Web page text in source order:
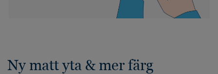
Ny matt yta & mer färg